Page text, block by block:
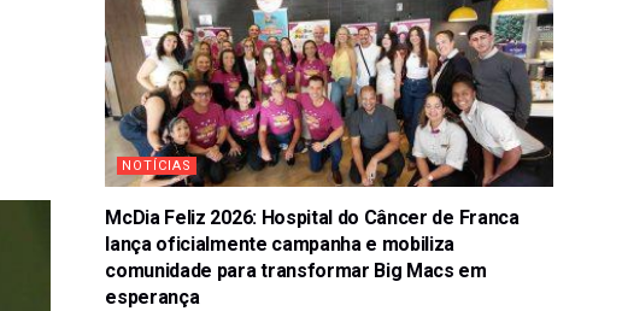
NOTÍCIAS
McDia Feliz 2026: Hospital do Câncer de Franca
lança oficialmente campanha e mobiliza
comunidade para transformar Big Macs em
esperança